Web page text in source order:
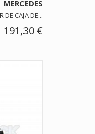
MERCEDES
DE CAJA DE...
191,30 €